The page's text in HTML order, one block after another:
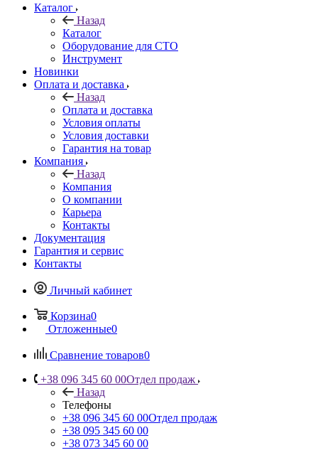
Каталог
Назад
Каталог
Оборудование для СТО
Инструмент
Новинки
Оплата и доставка
Назад
Оплата и доставка
Условия оплаты
Условия доставки
Гарантия на товар
Компания
Назад
Компания
О компании
Карьера
Контакты
Документация
Гарантия и сервис
Контакты
Личный кабинет
Корзина0
Отложенные0
Сравнение товаров0
+38 096 345 60 00Отдел продаж
Назад
Телефоны
+38 096 345 60 00Отдел продаж
+38 095 345 60 00
+38 073 345 60 00